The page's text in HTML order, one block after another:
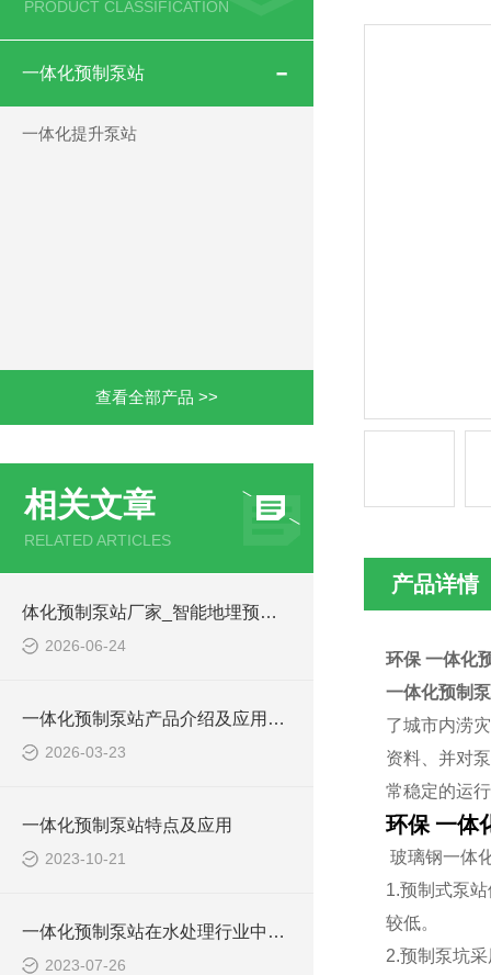
PRODUCT CLASSIFICATION
一体化预制泵站
一体化提升泵站
查看全部产品 >>
相关文章
RELATED ARTICLES
体化预制泵站厂家_智能地埋预制泵站-凌科环保
2026-06-24
一体化预制泵站产品介绍及应用范围
2026-03-23
一体化预制泵站特点及应用
2023-10-21
一体化预制泵站在水处理行业中的应用
2023-07-26
产品详情
环保 一体化
一体化预制
了城市内涝
资料、并对
常稳定的运
环保 一体
玻璃钢一体
1.预制式泵
较低。
2.预制泵坑